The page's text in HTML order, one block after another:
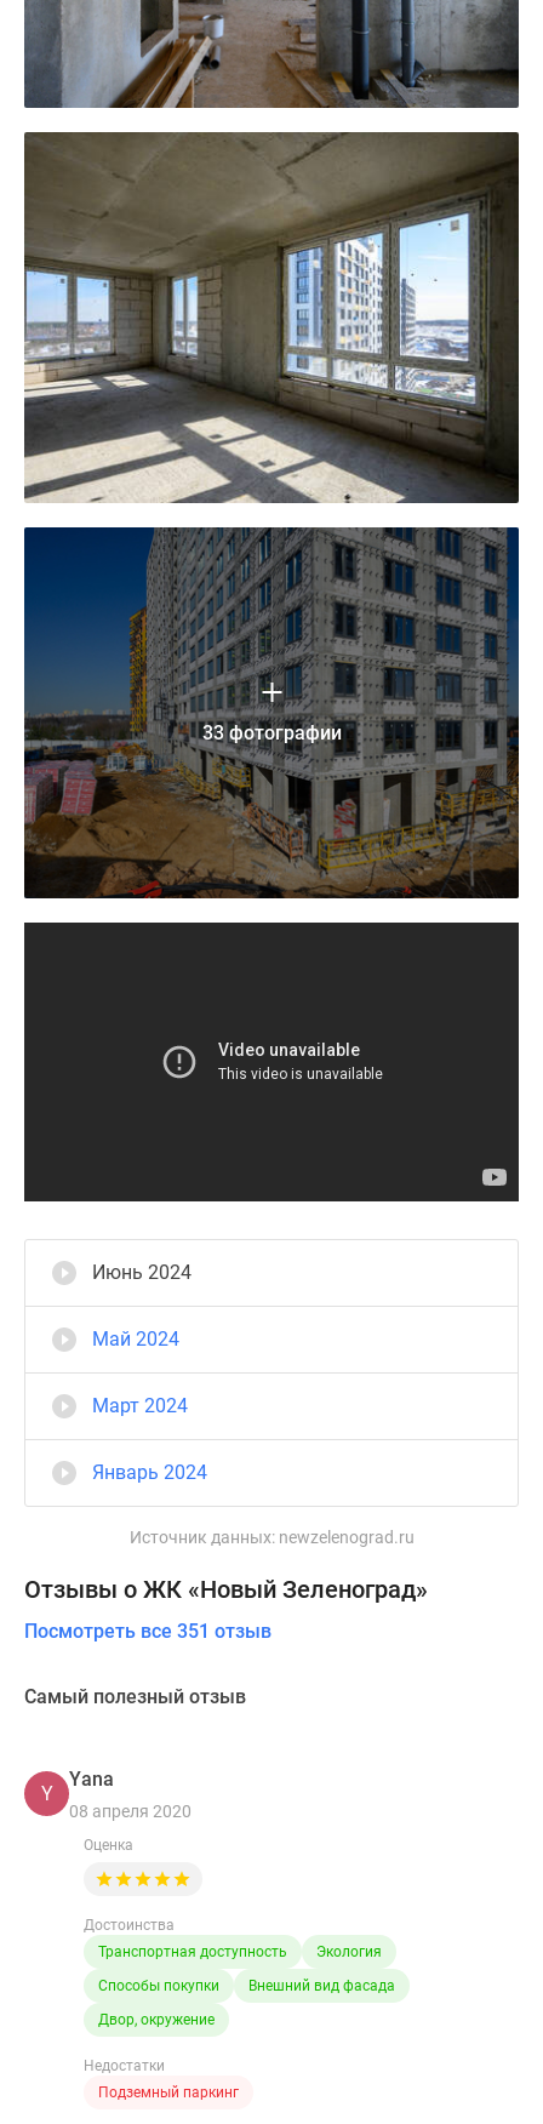
33 фотографии
Июнь 2024
Май 2024
Март 2024
Январь 2024
Источник данных: newzelenograd.ru
Отзывы о ЖК «Новый Зеленоград»
Посмотреть все 351 отзыв
Самый полезный отзыв
Y
Yana
08 апреля 2020
Оценка
Достоинства
Транспортная доступность
Экология
Способы покупки
Внешний вид фасада
Двор, окружение
Недостатки
Подземный паркинг